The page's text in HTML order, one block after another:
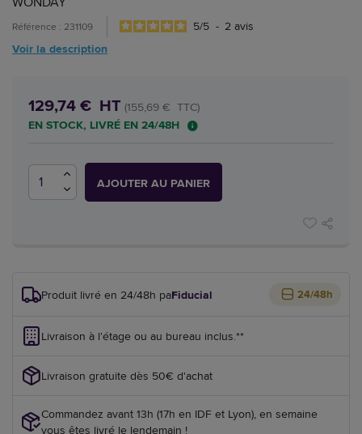
Référence : 231109 5/5 - 2 avis
Voir la description
129,74 € HT (155,69 € TTC)
EN STOCK, LIVRÉ EN 24/48H
AJOUTER AU PANIER
Produit livré en 24/48h parFiducial 24/48h
Livraison à l'étage ou au bureau inclus.**
Livraison gratuite dès 50€ d'achat
Commandez avant 13h (17h en IDF et Lyon), en semaine
vous êtes livré le lendemain !